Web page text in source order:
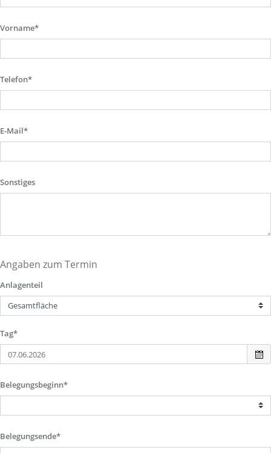
Vorname*
Telefon*
E-Mail*
Sonstiges
Angaben zum Termin
Anlagenteil
Tag*
Belegungsbeginn*
Belegungsende*